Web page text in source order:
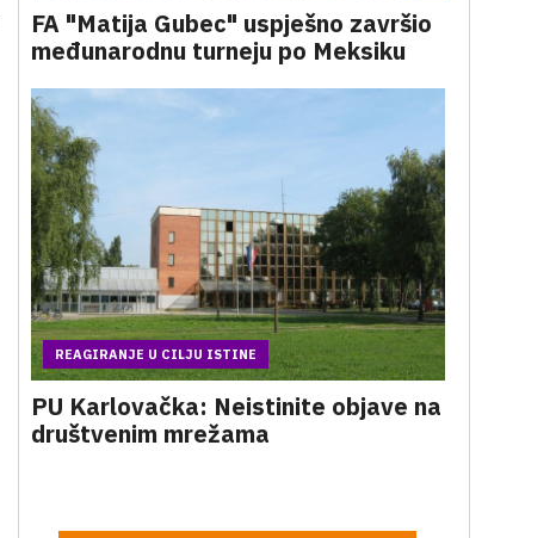
FA "Matija Gubec" uspješno završio
međunarodnu turneju po Meksiku
REAGIRANJE U CILJU ISTINE
PU Karlovačka: Neistinite objave na
društvenim mrežama